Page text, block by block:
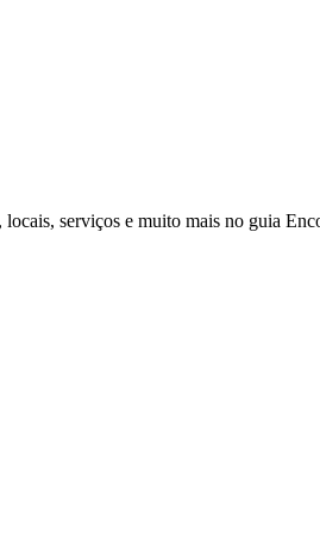
serviços e muito mais no guia